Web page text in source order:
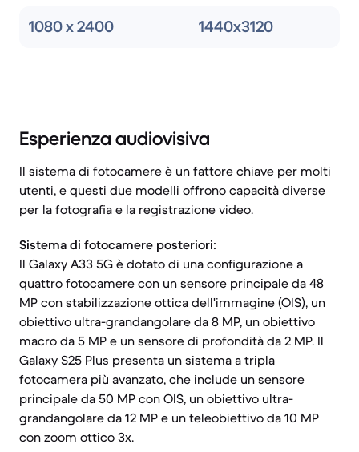
1080 x 2400 1440x3120
Esperienza audiovisiva
Il sistema di fotocamere è un fattore chiave per molti
utenti, e questi due modelli offrono capacità diverse
per la fotografia e la registrazione video.
Sistema di fotocamere posteriori:
Il Galaxy A33 5G è dotato di una configurazione a
quattro fotocamere con un sensore principale da 48
MP con stabilizzazione ottica dell'immagine (OIS), un
obiettivo ultra-grandangolare da 8 MP, un obiettivo
macro da 5 MP e un sensore di profondità da 2 MP. Il
Galaxy S25 Plus presenta un sistema a tripla
fotocamera più avanzato, che include un sensore
principale da 50 MP con OIS, un obiettivo ultra-
grandangolare da 12 MP e un teleobiettivo da 10 MP
con zoom ottico 3x.